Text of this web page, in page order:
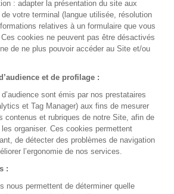
gestion médicale,
version smart !
Pour qui
Médecin spécialiste
Paramédicaux